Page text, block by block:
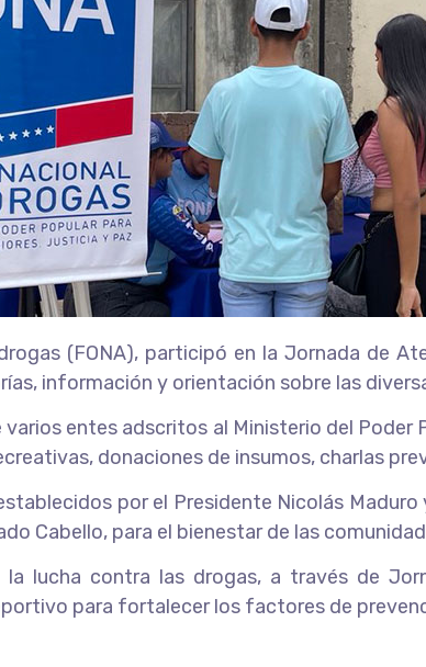
(FONA), participó en la Jornada de
información y orientación sobre las
entes adscritos al Ministerio del Poder
donaciones de insumos, charlas
por el Presidente Nicolás
Cabello, para el bienestar de las
lucha contra las drogas, a través de
para fortalecer los factores de